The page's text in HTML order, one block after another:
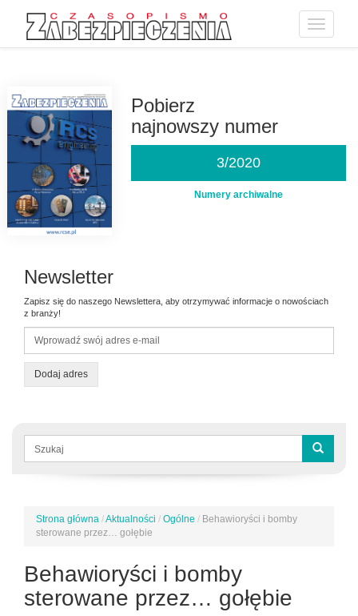
Toggle
Pobierz
najnowszy numer
3/2020
Numery archiwalne
Newsletter
Zapisz się do naszego Newslettera, aby otrzymywać informacje o nowościach
z branży!
Dodaj adres
Formularz
wyszukiwania
Jesteś
tutaj
Strona główna /Aktualności / Ogólne / Behawioryści i bomby
sterowane przez… gołębie
Behawioryści i bomby
sterowane przez… gołębie